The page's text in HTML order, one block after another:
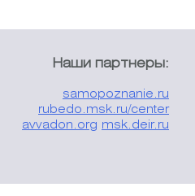
Наши партнеры:
samopoznanie.ru
rubedo.msk.ru/center
avvadon.org msk.deir.ru